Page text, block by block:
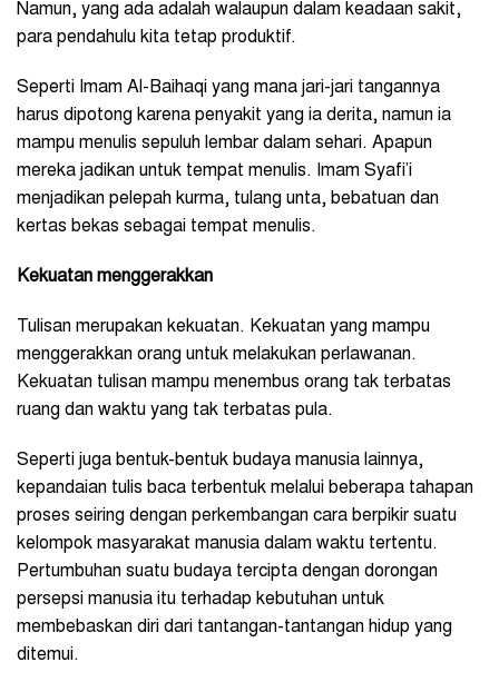
Namun, yang ada adalah walaupun dalam keadaan sakit,
para pendahulu kita tetap produktif.
Seperti Imam Al-Baihaqi yang mana jari-jari tangannya
harus dipotong karena penyakit yang ia derita, namun ia
mampu menulis sepuluh lembar dalam sehari. Apapun
mereka jadikan untuk tempat menulis. Imam Syafi’i
menjadikan pelepah kurma, tulang unta, bebatuan dan
kertas bekas sebagai tempat menulis.
Kekuatan menggerakkan
Tulisan merupakan kekuatan. Kekuatan yang mampu
menggerakkan orang untuk melakukan perlawanan.
Kekuatan tulisan mampu menembus orang tak terbatas
ruang dan waktu yang tak terbatas pula.
Seperti juga bentuk-bentuk budaya manusia lainnya,
kepandaian tulis baca terbentuk melalui beberapa tahapan
proses seiring dengan perkembangan cara berpikir suatu
kelompok masyarakat manusia dalam waktu tertentu.
Pertumbuhan suatu budaya tercipta dengan dorongan
persepsi manusia itu terhadap kebutuhan untuk
membebaskan diri dari tantangan-tantangan hidup yang
ditemui.